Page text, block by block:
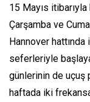
15 Mayıs
Çarşamba ve
Hannover hattında
seferleriyle
günlerinin de
haftada iki